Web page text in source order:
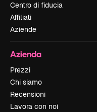
Centro di fiducia
Affiliati
Aziende
Azienda
Prezzi
Chi siamo
Recensioni
Lavora con noi